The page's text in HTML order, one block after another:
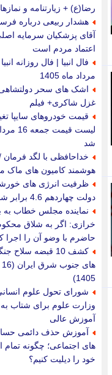
رضا(ع) + زیارتنامه و
هشدار ربیعی درباره
آقای پزشکیان سرمایه
اعتماد مردم است
مرداد ماه 1405
اشک های سحر
غزل شاکری+ فیلم
قیمت خودروهای سایپا
لیست
شد
خداحافظی با لگد فرمان
هوشمند کامیون های ماک
ظرفیت انرژی های
دولت چهاردهم 4.6 برابر شد
نماینده مجلس خطاب به
خرازی: اگر به شلاق
حاضرم با وضو آن را اجرا
کشف 10 قبضه سلاح
1405)
شورای تحول علوم
وزارت علوم برای شتاب به
آموزش عالی
آموزش حذف دائمی
های اجتماعی؛ چگونه تمام
خود را دیلیت کنیم؟